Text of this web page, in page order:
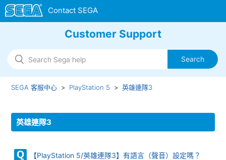
Customer Support
SEGA 客服中心 PlayStation 5 英雄連隊3
英雄連隊3
【PlayStation 5/英雄連隊3】有語言（聲音）設定嗎？